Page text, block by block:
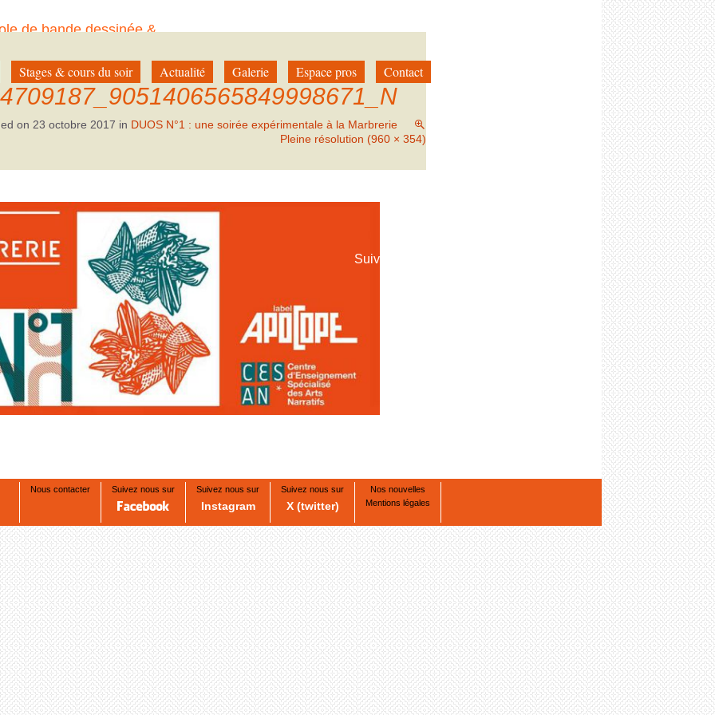
de bande dessinée &
Stages & cours du soir Actualité Galerie Espace pros Contact
on 23 octobre 2017 in DUOS N°1 : une soirée expérimentale à la Marbrerie
Pleine résolution (960 × 354)
Suivant
Nous contacter Suivez nous sur Suivez nous sur
Instagram
Suivez nous sur
X (twitter)
Nos nouvelles
Mentions légales